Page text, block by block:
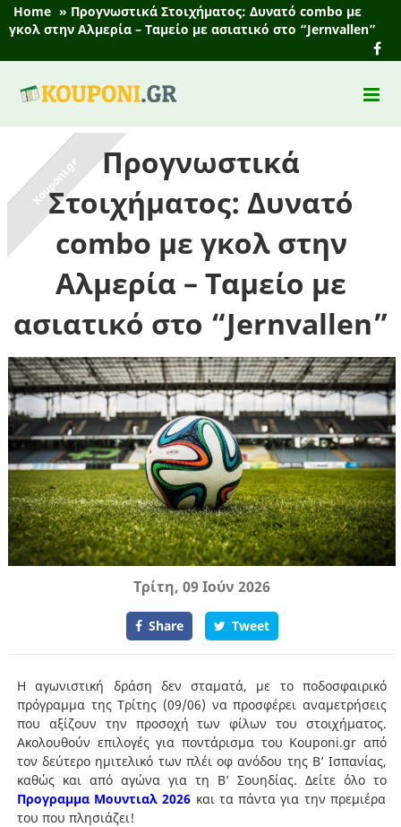
Home » Προγνωστικά Στοιχήματος: Δυνατό combo με
γκολ στην Αλμερία – Ταμείο με ασιατικό στο “Jernvallen”
Προγνωστικά
Στοιχήματος: Δυνατό
combo με γκολ στην
Αλμερία – Ταμείο με
ασιατικό στο “Jernvallen”
Τρίτη, 09 Ιούν 2026
Share Tweet
Η αγωνιστική δράση δεν σταματά, με το ποδοσφαιρικό
πρόγραμμα της Τρίτης (09/06) να προσφέρει αναμετρήσεις
που αξίζουν την προσοχή των φίλων του στοιχήματος.
Ακολουθούν επιλογές για ποντάρισμα του Kouponi.gr από
τον δεύτερο ημιτελικό των πλέι οφ ανόδου της Β’ Ισπανίας,
καθώς και από αγώνα για τη Β’ Σουηδίας. Δείτε όλο το
Προγραμμα Μουντιαλ 2026 και τα πάντα για την πρεμιέρα
του που πλησιάζει!